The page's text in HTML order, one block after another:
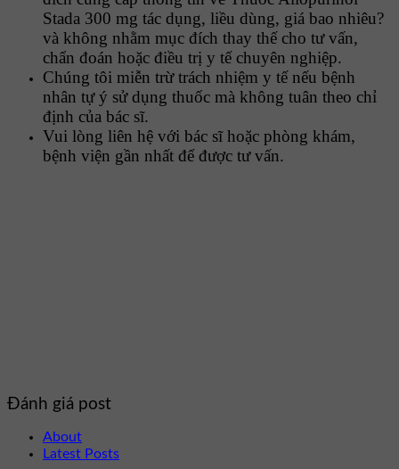
Stada 300 mg tác dụng, liều dùng, giá bao nhiêu?
và không nhằm mục đích thay thế cho tư vấn,
chẩn đoán hoặc điều trị y tế chuyên nghiệp.
Chúng tôi miễn trừ trách nhiệm y tế nếu bệnh
nhân tự ý sử dụng thuốc mà không tuân theo chỉ
định của bác sĩ.
Vui lòng liên hệ với bác sĩ hoặc phòng khám,
bệnh viện gần nhất để được tư vấn.
Đánh giá post
About
Latest Posts